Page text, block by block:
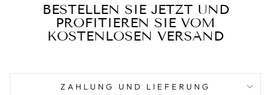
BESTELLEN SIE JETZT UND
PROFITIEREN SIE VOM
KOSTENLOSEN VERSAND
ZAHLUNG UND LIEFERUNG